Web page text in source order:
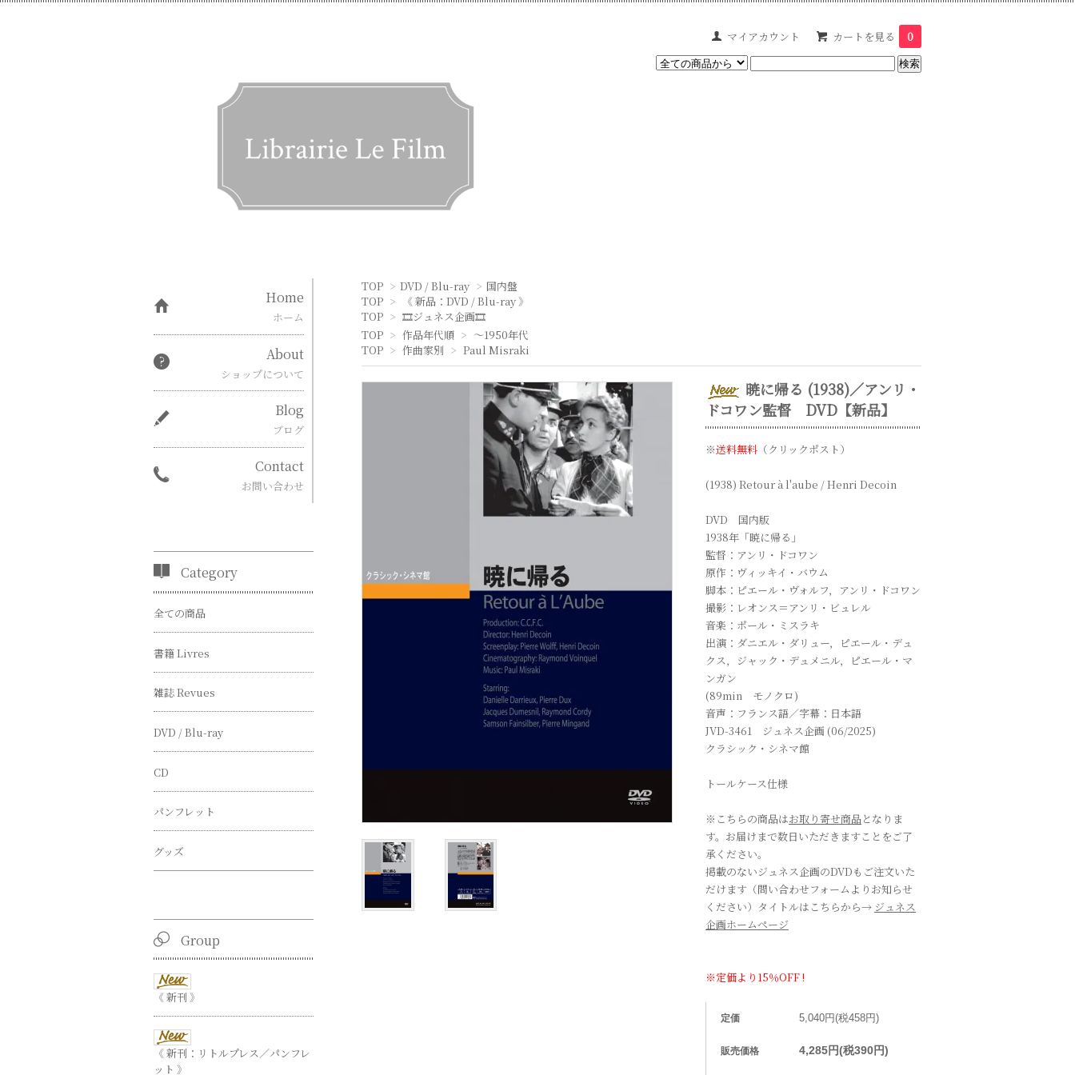
マイアカウント カートを見る 0
TOP > DVD / Blu-ray > 国内盤
TOP >
《 新品：DVD / Blu-ray 》
TOP > 🎞ジュネス企画🎞
TOP > 作品年代順 > ～1950年代
TOP > 作曲家別 > Paul Misraki
暁に帰る (1938)／アンリ・
ドコワン監督 DVD【新品】
※送料無料 （クリックポスト）
(1938) Retour à l'aube / Henri Decoin
DVD 国内版
1938年「暁に帰る」
監督：アンリ・ドコワン
原作：ヴィッキイ・バウム
脚本：ピエール・ヴォルフ，アンリ・ドコワン
撮影：レオンス＝アンリ・ビュレル
音楽：ポール・ミスラキ
出演：ダニエル・ダリュー，ピエール・デュ
クス，ジャック・デュメニル，ピエール・マ
ンガン
(89min モノクロ)
音声：フランス語／字幕：日本語
JVD-3461 ジュネス企画 (06/2025)
クラシック・シネマ館
トールケース仕様
※こちらの商品はお取り寄せ商品となりま
す。お届けまで数日いただきますことをご了
承ください。
掲載のないジュネス企画のDVDもご注文いた
だけます（問い合わせフォームよりお知らせ
ください）タイトルはこちらから→ ジュネス
企画ホームページ
※定価より15％OFF !
定価 5,040円(税458円)
販売価格 4,285円(税390円)
Home
ホーム
About
ショップについて
Blog
ブログ
Contact
お問い合わせ
Category
全ての商品
書籍 Livres
雑誌 Revues
DVD / Blu-ray
CD
パンフレット
グッズ
Group
《 新刊 》
《 新刊：リトルプレス／パンフレ
ット 》